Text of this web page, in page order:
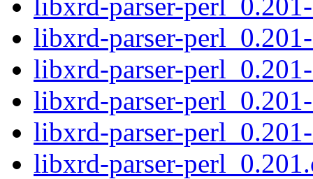
libxrd-parser-
libxrd-parser-
libxrd-parser-
libxrd-parser-
libxrd-parser-